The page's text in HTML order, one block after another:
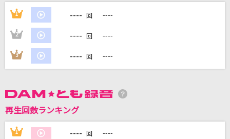
千鳥
ヨルシカ
[生音]Tears
X JAPAN
谷村新司
UNION
OxT
1 ---- 回 ----
2 ---- 回 ----
3 ---- 回 ----
再生回数ランキング
1 ---- 回 ----